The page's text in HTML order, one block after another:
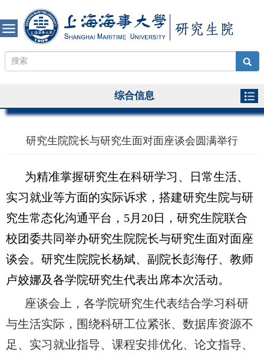
综合信息
研究生院院长与研究生面对面座谈会圆满举行
为精准掌握研究生在科研学习、日常生活、
实习就业等方面的实际诉求，搭建研究生院与研
究生常态化沟通平台， 5月 20日，研究生院联合
校团委共同举办研究生院院长与研究生面对面座
谈会。研究生院院长杨斌、副院长彭海仔、教师
卢姣娜及各学院研究生代表出席本次活动。
座谈会上，各学院研究生代表结合学习科研
与生活实际，围绕科研工位紧张、数据库资源不
足、实习就业指导、课程安排优化、论文指导、